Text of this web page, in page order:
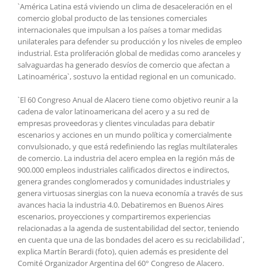
`América Latina está viviendo un clima de desaceleración en el
comercio global producto de las tensiones comerciales
internacionales que impulsan a los países a tomar medidas
unilaterales para defender su producción y los niveles de empleo
industrial. Esta proliferación global de medidas como aranceles y
salvaguardas ha generado desvíos de comercio que afectan a
Latinoamérica`, sostuvo la entidad regional en un comunicado.
`El 60 Congreso Anual de Alacero tiene como objetivo reunir a la
cadena de valor latinoamericana del acero y a su red de
empresas proveedoras y clientes vinculadas para debatir
escenarios y acciones en un mundo política y comercialmente
convulsionado, y que está redefiniendo las reglas multilaterales
de comercio. La industria del acero emplea en la región más de
900.000 empleos industriales calificados directos e indirectos,
genera grandes conglomerados y comunidades industriales y
genera virtuosas sinergias con la nueva economía a través de sus
avances hacia la industria 4.0. Debatiremos en Buenos Aires
escenarios, proyecciones y compartiremos experiencias
relacionadas a la agenda de sustentabilidad del sector, teniendo
en cuenta que una de las bondades del acero es su reciclabilidad`,
explica Martín Berardi (foto), quien además es presidente del
Comité Organizador Argentina del 60° Congreso de Alacero.